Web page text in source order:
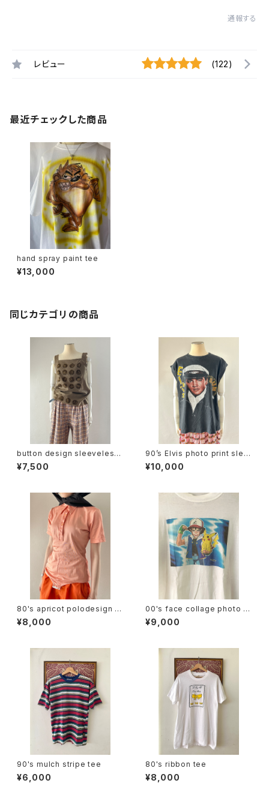
通報する
レビュー (122)
最近チェックした商品
hand spray paint tee
¥13,000
同じカテゴリの商品
button design sleeveless
tops
¥7,500
90’s Elvis photo print slee
veless tee
¥10,000
80's apricot polodesign S/
S bodysuit
¥8,000
00's face collage photo te
e
¥9,000
90's mulch stripe tee
¥6,000
80's ribbon tee
¥8,000